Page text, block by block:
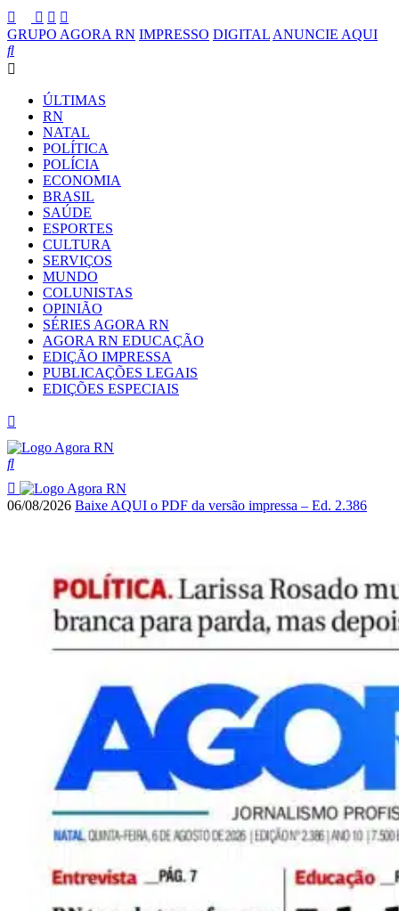
GRUPO AGORA RN IMPRESSO DIGITAL ANUNCIE AQUI
ÚLTIMAS
RN
NATAL
POLÍTICA
POLÍCIA
ECONOMIA
BRASIL
SAÚDE
ESPORTES
CULTURA
SERVIÇOS
MUNDO
COLUNISTAS
OPINIÃO
SÉRIES AGORA RN
AGORA RN EDUCAÇÃO
EDIÇÃO IMPRESSA
PUBLICAÇÕES LEGAIS
EDIÇÕES ESPECIAIS
06/08/2026 Baixe AQUI o PDF da versão impressa – Ed. 2.386